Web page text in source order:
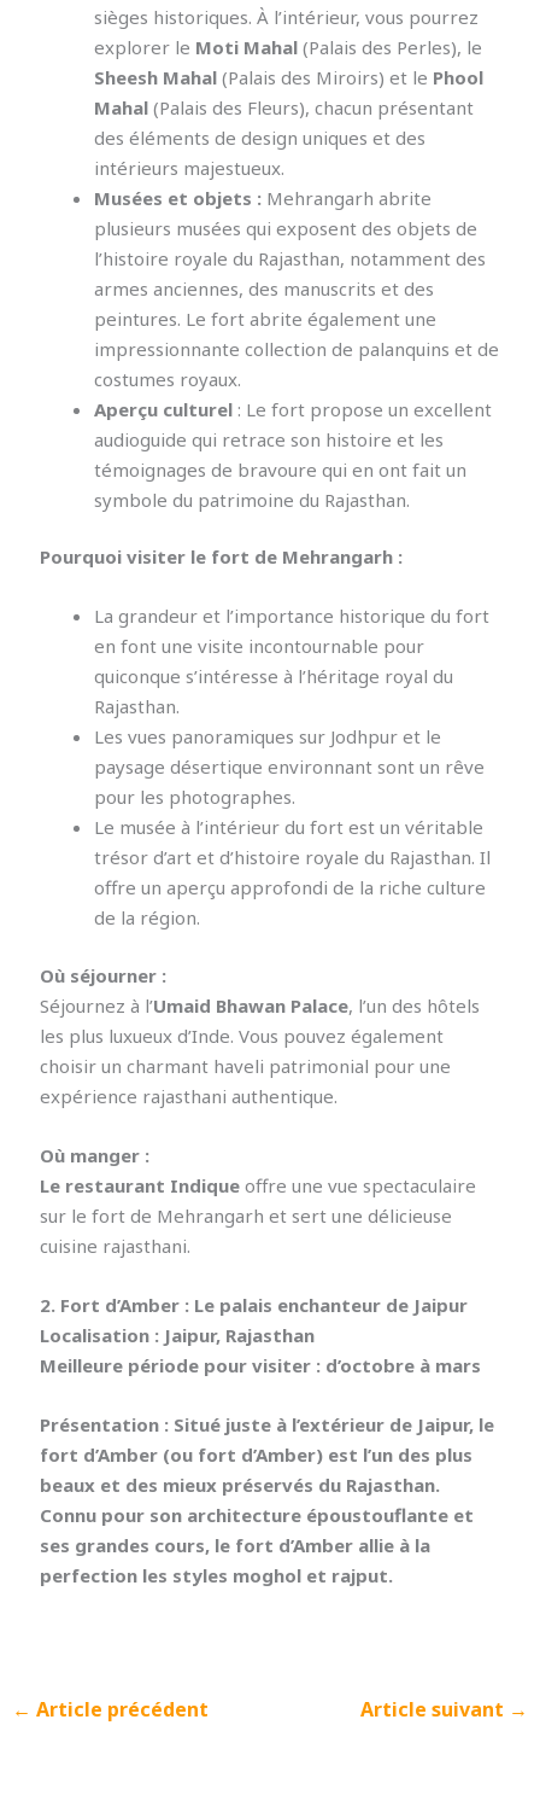
sièges historiques. À l’intérieur, vous pourrez
explorer le Moti Mahal (Palais des Perles), le
Sheesh Mahal (Palais des Miroirs) et le Phool
Mahal (Palais des Fleurs), chacun présentant
des éléments de design uniques et des
intérieurs majestueux.
Musées et objets : Mehrangarh abrite
plusieurs musées qui exposent des objets de
l’histoire royale du Rajasthan, notamment des
armes anciennes, des manuscrits et des
peintures. Le fort abrite également une
impressionnante collection de palanquins et de
costumes royaux.
Aperçu culturel : Le fort propose un excellent
audioguide qui retrace son histoire et les
témoignages de bravoure qui en ont fait un
symbole du patrimoine du Rajasthan.
Pourquoi visiter le fort de Mehrangarh :
La grandeur et l’importance historique du fort
en font une visite incontournable pour
quiconque s’intéresse à l’héritage royal du
Rajasthan.
Les vues panoramiques sur Jodhpur et le
paysage désertique environnant sont un rêve
pour les photographes.
Le musée à l’intérieur du fort est un véritable
trésor d’art et d’histoire royale du Rajasthan. Il
offre un aperçu approfondi de la riche culture
de la région.
Où séjourner :
Séjournez à l’Umaid Bhawan Palace, l’un des hôtels
les plus luxueux d’Inde. Vous pouvez également
choisir un charmant haveli patrimonial pour une
expérience rajasthani authentique.
Où manger :
Le restaurant Indique offre une vue spectaculaire
sur le fort de Mehrangarh et sert une délicieuse
cuisine rajasthani.
2. Fort d’Amber : Le palais enchanteur de Jaipur
Localisation : Jaipur, Rajasthan
Meilleure période pour visiter : d’octobre à mars
Présentation : Situé juste à l’extérieur de Jaipur, le
fort d’Amber (ou fort d’Amber) est l’un des plus
beaux et des mieux préservés du Rajasthan.
Connu pour son architecture époustouflante et
ses grandes cours, le fort d’Amber allie à la
perfection les styles moghol et rajput.
← Article précédent Article suivant →